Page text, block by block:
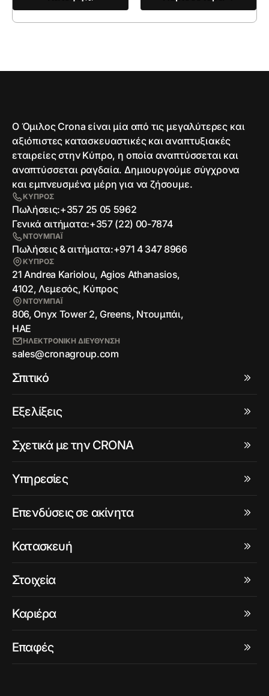
Ο Όμιλος Crona είναι μία από τις μεγαλύτερες και
αξιόπιστες κατασκευαστικές και αναπτυξιακές
εταιρείες στην Κύπρο, η οποία αναπτύσσεται και
αναπτύσσεται ραγδαία. Δημιουργούμε σύγχρονα
και εμπνευσμένα μέρη για να ζήσουμε.
ΚΥΠΡΟΣ
Πωλήσεις:+357 25 05 5962
Γενικά αιτήματα:+357 (22) 00-7874
ΝΤΟΥΜΠΑΪ
Πωλήσεις & αιτήματα:+971 4 347 8966
ΚΥΠΡΟΣ
21 Andrea Kariolou, Agios Athanasios,
4102, Λεμεσός, Κύπρος
ΝΤΟΥΜΠΑΪ
806, Onyx Tower 2, Greens, Ντουμπάι,
ΗΑΕ
ΗΛΕΚΤΡΟΝΙΚΗ ΔΙΕΥΘΥΝΣΗ
sales@cronagroup.com
Σπιτικό
Εξελίξεις
Σχετικά με την CRONA
Υπηρεσίες
Επενδύσεις σε ακίνητα
Κατασκευή
Στοιχεία
Καριέρα
Επαφές